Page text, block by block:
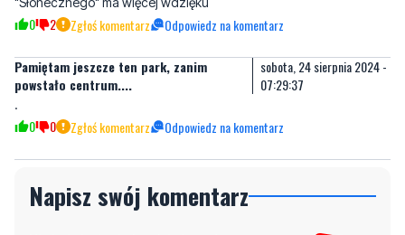
powstało centrum....
07:29:37
0 0 Zgłoś komentarz Odpowiedz na komentarz
Napisz swój komentarz
komentarze! Jeśli widzisz niestosowny wpis -
kliknij "zgłoś nadużycie".